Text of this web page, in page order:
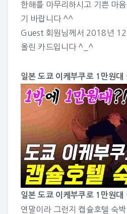
한해를 마무리하시고 기쁜 마
기 바랍니다 ^^
Guest 회원님께서 2018년
올린 카드입니다 ^_^
일본 도쿄 이케부쿠로 1만원대
일본 도쿄 이케부쿠로 1만원대
연말이라 그런지 캡슐호텔 숙